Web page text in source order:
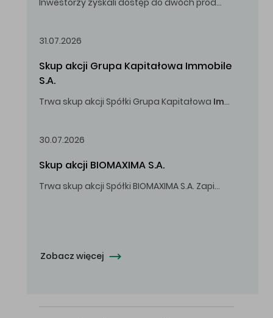
Inwestorzy zyskali dostęp do dwóch produktów umożliwiających inwestowanie w obligacje skarbowe.
31.07.2026
Skup akcji Grupa Kapitałowa Immobile
S.A.
Trwa skup akcji Spółki Grupa Kapitałowa Immobile
30.07.2026
Skup akcji BIOMAXIMA S.A.
Trwa skup akcji Spółki BIOMAXIMA S.A. Zapisy do 4 sierpnia 2026 r. do godz. 16.00.
Zobacz więcej